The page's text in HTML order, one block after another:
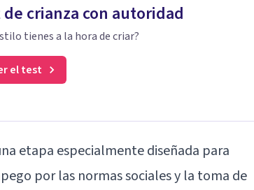
de crianza con autoridad
tienes a la hora de criar?
el test
etapa especialmente diseñada para
por las normas sociales y la toma de